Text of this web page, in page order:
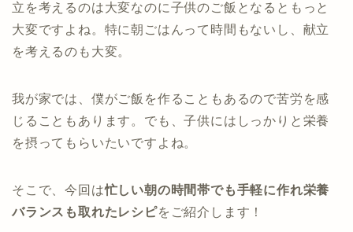
立を考えるのは大変なのに子供のご飯となるともっと
大変ですよね。特に朝ごはんって時間もないし、献立
を考えるのも大変。
我が家では、僕がご飯を作ることもあるので苦労を感
じることもあります。でも、子供にはしっかりと栄養
を摂ってもらいたいですよね。
そこで、今回は忙しい朝の時間帯でも手軽に作れ栄養
バランスも取れたレシピをご紹介します！